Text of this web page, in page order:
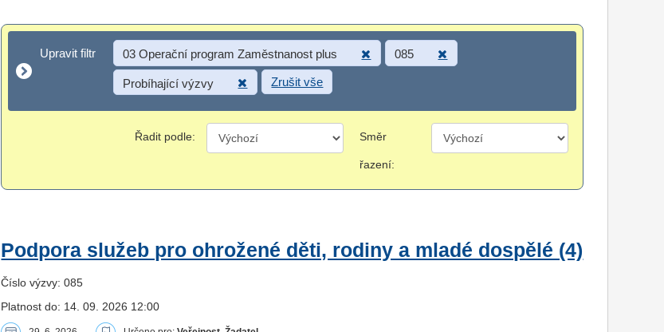
Upravit filtr
Upravit filtr 03 Operační program Zaměstnanost plus 085
Probíhající výzvy Zrušit vše
Řadit podle: Směr
řazení:
Podpora služeb pro ohrožené děti, rodiny a mladé dospělé (4)
Číslo výzvy: 085
Platnost do: 14. 09. 2026 12:00